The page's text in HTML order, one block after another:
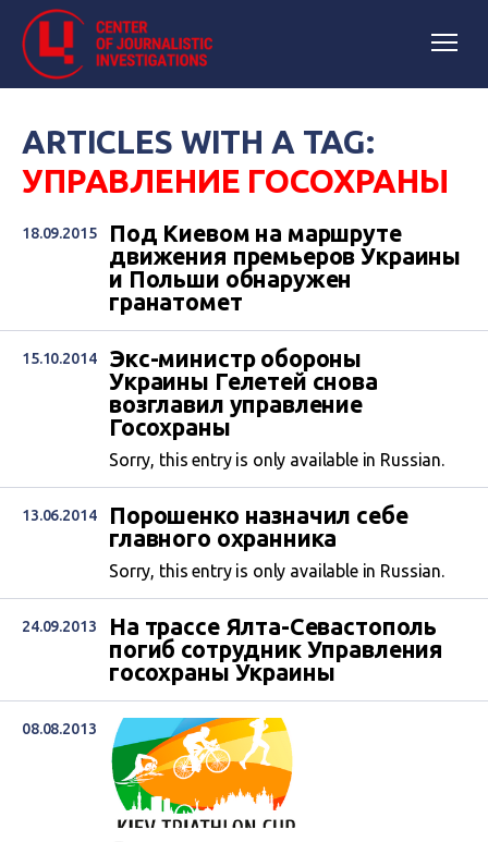
ARTICLES WITH A TAG:
УПРАВЛЕНИЕ ГОСОХРАНЫ
18.09.2015
Под Киевом на маршруте
движения премьеров Украины
и Польши обнаружен
гранатомет
15.10.2014
Экс-министр обороны
Украины Гелетей снова
возглавил управление
Госохраны
Sorry, this entry is only available in Russian.
13.06.2014
Порошенко назначил себе
главного охранника
Sorry, this entry is only available in Russian.
24.09.2013
На трассе Ялта-Севастополь
погиб сотрудник Управления
госохраны Украины
08.08.2013